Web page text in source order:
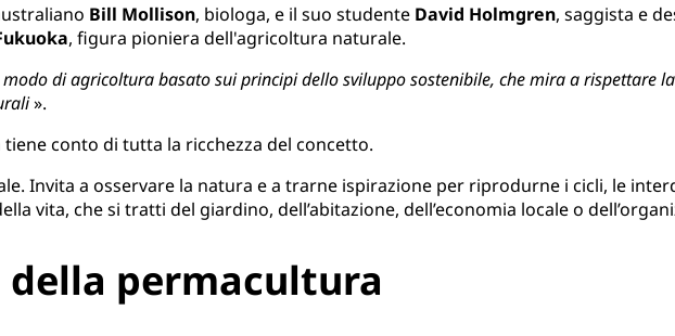
Bill Mollison, biologa, e il suo studente David Holmgren, saggista e
, figura pioniera dell'agricoltura naturale.
modo di agricoltura basato sui principi dello sviluppo sostenibile, che mira a rispettare
».
conto di tutta la ricchezza del concetto.
Invita a osservare la natura e a trarne ispirazione per riprodurne i cicli, le
vita, che si tratti del giardino, dell’abitazione, dell’economia locale o
permacultura